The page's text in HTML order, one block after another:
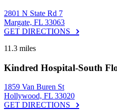
2801 N State Rd 7
Margate, FL 33063
GET DIRECTIONS
11.3 miles
Kindred Hospital-South
1859 Van Buren St
Hollywood, FL 33020
GET DIRECTIONS